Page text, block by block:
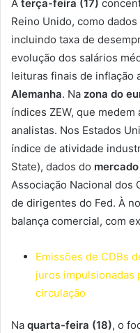
A terça-feira (17)
Reino Unido, como
incluindo taxa de
evolução dos salários
leituras finais de inflação
Alemanha. Na zona do
índices ZEW, que
analistas. Nos Estados
índice de atividade
State), dados do
Associação Nacional dos
de dirigentes do Fed. À
balança comercial, com
Emissões de CDBs
juros impulsionadas
circulação
Na quarta-feira (18), o